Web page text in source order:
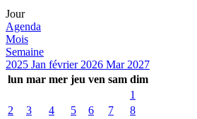
Jour
Agenda
Mois
Semaine
2025 Jan février 2026 Mar 2027
lun mar mer jeu ven sam dim
1
2
3 4 5 6 7
8